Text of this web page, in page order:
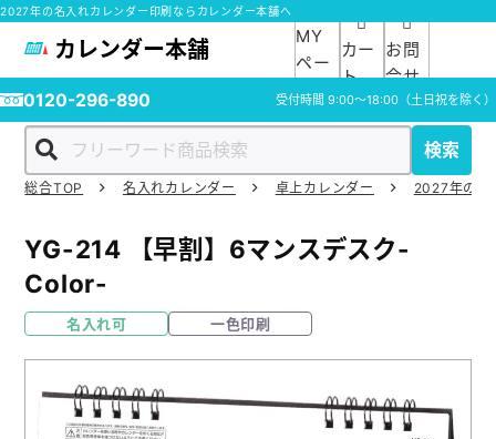
2027年の名入れカレンダー印刷ならカレンダー本舗へ
カレンダー本舗
検索
MY
ペー
ジ
カー
ト
お問
合せ
0120-296-890
受付時間 9:00～18:00 （土日祝を除く）
ご利用ガイド
入稿ガイド
総合TOP 名入れカレンダー 卓上カレンダー 2027年のダ
YG-214
【早割】6マンスデスク-
Color-
名入れ可 一色印刷